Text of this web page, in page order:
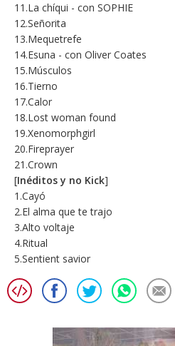
11.La chíqui - con SOPHIE
12.Señorita
13.Mequetrefe
14.Esuna - con Oliver Coates
15.Músculos
16.Tierno
17.Calor
18.Lost woman found
19.Xenomorphgirl
20.Fireprayer
21.Crown
[Inéditos y no Kick]
1.Cayó
2.El alma que te trajo
3.Alto voltaje
4.Ritual
5.Sentient savior